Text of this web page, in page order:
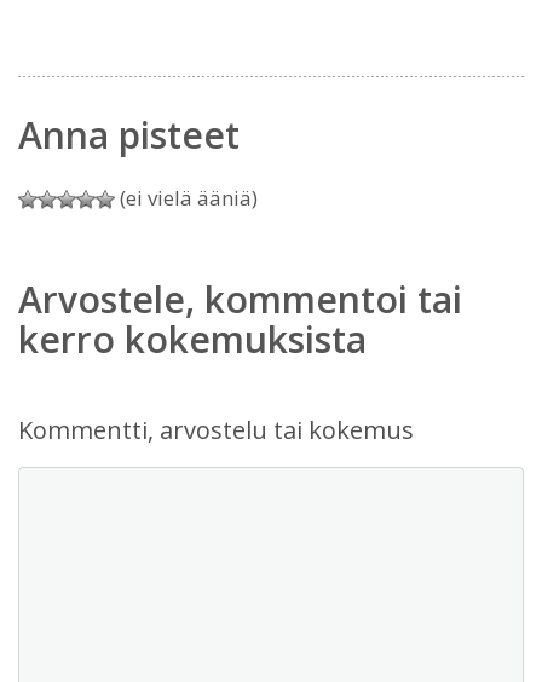
Anna pisteet
(ei vielä ääniä)
Arvostele, kommentoi tai
kerro kokemuksista
Kommentti, arvostelu tai kokemus